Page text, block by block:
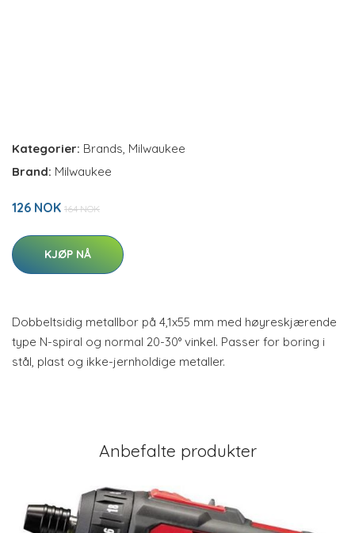
Kategorier: Brands, Milwaukee
Brand: Milwaukee
126 NOK 164 NOK
KJØP NÅ
Dobbeltsidig metallbor på 4,1x55 mm med høyreskjærende
type N-spiral og normal 20-30° vinkel. Passer for boring i
stål, plast og ikke-jernholdige metaller.
Anbefalte produkter